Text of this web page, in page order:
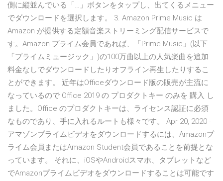
側に縦並んでいる「…」ボタンをタップし、出てくるメニュー
でダウンロードを選択します。 3. Amazon Prime Music は
Amazon が提供する定額音楽ストリーミング配信サービスで
す。Amazon プライム会員であれば、「Prime Music」(以下
「プライムミュージック」)の100万曲以上の人気楽曲を追加
料金なしでダウンロードしたりオフライン再生したりするこ
とができます。 近年はOfficeダウンロード版の販売が主流に
なっているので Office 2019 の プロダクトキー のみを 購入 し
ました。Office のプロダクトキーは、ライセンス認証に必須
なものであり、手に入れるルートも様々です。 Apr 20, 2020 ·
アマゾンプライムビデオをダウンロードするには、Amazonプ
ライム会員またはAmazon Student会員であることを前提とな
っています。 それに、iOSやAndroidスマホ、タブレットなど
でAmazonプライムビデオをダウンロードすることは可能です